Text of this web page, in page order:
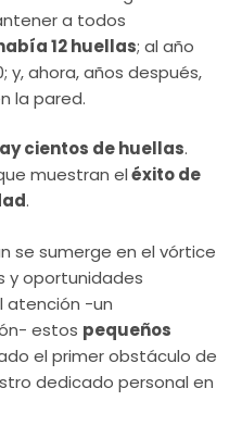
a todos
12 huellas; al año
y, ahora, años después,
la pared.
cientos de huellas.
muestran eléxito de
.
se sumerge en el vórtice
y oportunidades
atención -un
estos pequeños
el primer obstáculo de
dedicado personal en